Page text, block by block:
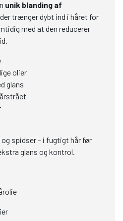
unik blanding af
trænger dybt ind i håret for
med at den reducerer
olier
glans
spidser – i fugtigt hår før
glans og kontrol.